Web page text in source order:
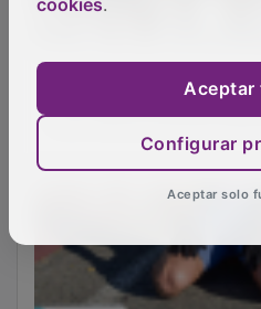
La Milla Urbana
con récord de
cookies.
Aceptar
Configurar
Aceptar solo